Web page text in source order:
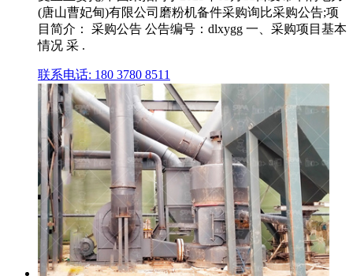
(唐山曹妃甸)有限公司磨粉机备件采购询比采购公告;项
目简介： 采购公告 公告编号：dlxygg 一、采购项目基本
情况 采 .
联系电话: 180 3780 8511